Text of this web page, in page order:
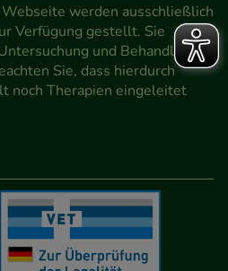
werden ausschließlich
Verfügung gestellt. Sie
und Behandlung
Sie, dass hierdurch
noch Therapien eingeleitet